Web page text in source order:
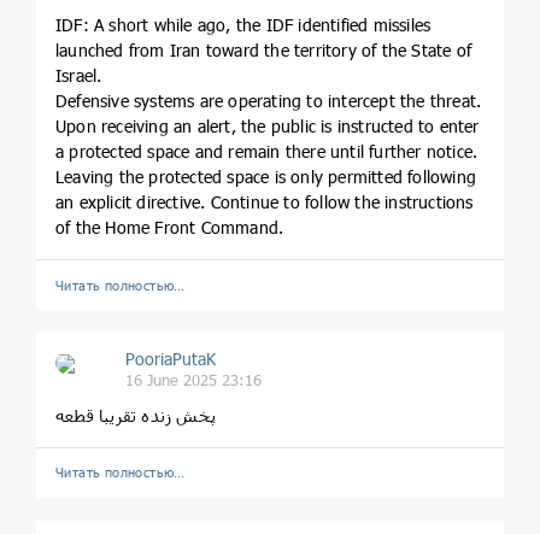
IDF: A short while ago, the IDF identified missiles
launched from Iran toward the territory of the State of
Israel.
Defensive systems are operating to intercept the threat.
Upon receiving an alert, the public is instructed to enter
a protected space and remain there until further notice.
Leaving the protected space is only permitted following
an explicit directive. Continue to follow the instructions
of the Home Front Command.
Читать полностью…
PooriaPutaK
16 June 2025 23:16
پخش زنده تقریبا قطعه
Читать полностью…